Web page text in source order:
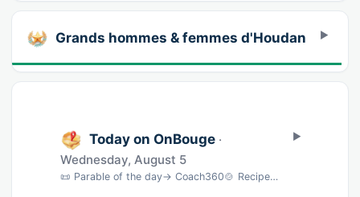
Grands hommes & femmes d'Houdan
Today on OnBouge ·
Wednesday, August 5
📜 Parable of the day→ Coach360🍲 Recipe of the dayTartines de pain de campagne au saumon …